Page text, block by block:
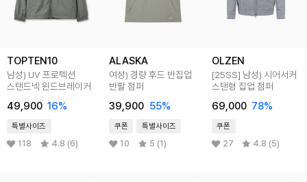
TOPTEN10
남성) UV 프로텍션
스탠드넥 윈드브레이커
49,900 16%
특별사이즈
118 4.8 (6)
ALASKA
여성) 경량 후드 반집업
반팔 점퍼
39,900 55%
쿠폰 특별사이즈
10 5 (1)
OLZEN
[25SS] 남성) 시어서커
스탠형 집업 점퍼
69,000 78%
쿠폰
27 4.8 (5)